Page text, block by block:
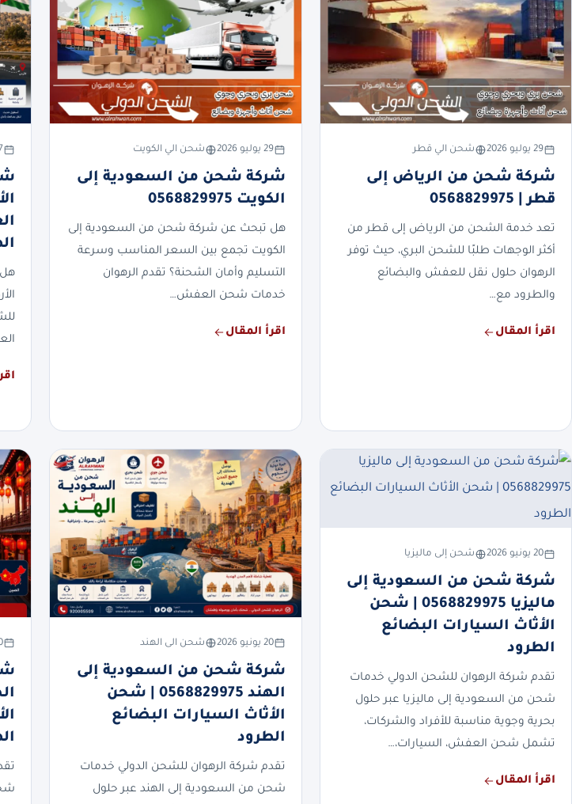
29 يوليو 2026 شحن الي قطر
شركة شحن من الرياض إلى
قطر | 0568829975
تعد خدمة الشحن من الرياض إلى قطر من
أكثر الوجهات طلبًا للشحن البري، حيث توفر
الرهوان حلول نقل للعفش والبضائع
والطرود مع…
اقرأ المقال
29 يوليو 2026 شحن الي الكويت
شركة شحن من السعودية إلى
الكويت 0568829975
هل تبحث عن شركة شحن من السعودية إلى
الكويت تجمع بين السعر المناسب وسرعة
التسليم وأمان الشحنة؟ تقدم الرهوان
خدمات شحن العفش…
اقرأ المقال
7 يوليو 2026
20 يونيو 2026 شحن إلى ماليزيا
شركة شحن من السعودية إلى
ماليزيا 0568829975 | شحن
الأثاث السيارات البضائع
الطرود
تقدم شركة الرهوان للشحن الدولي خدمات
شحن من السعودية إلى ماليزيا عبر حلول
بحرية وجوية مناسبة للأفراد والشركات،
تشمل شحن العفش، السيارات،…
اقرأ المقال
20 يونيو 2026 شحن الى الهند
شركة شحن من السعودية إلى
الهند 0568829975 | شحن
الأثاث السيارات البضائع
الطرود
تقدم شركة الرهوان للشحن الدولي خدمات
شحن من السعودية إلى الهند عبر حلول
20